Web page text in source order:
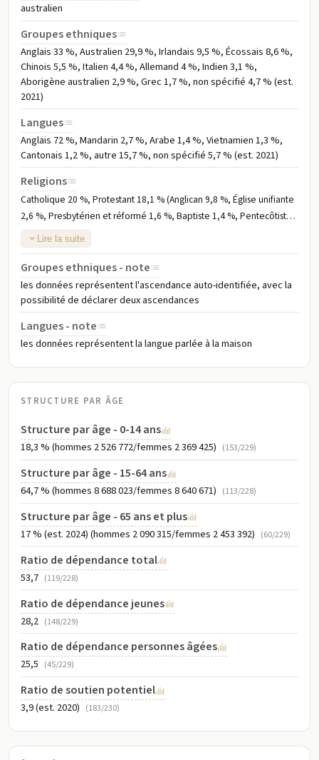
australien
Groupes ethniques
Anglais 33 %, Australien 29,9 %, Irlandais 9,5 %, Écossais 8,6 %,
Chinois 5,5 %, Italien 4,4 %, Allemand 4 %, Indien 3,1 %,
Aborigène australien 2,9 %, Grec 1,7 %, non spécifié 4,7 % (est.
2021)
Langues
Anglais 72 %, Mandarin 2,7 %, Arabe 1,4 %, Vietnamien 1,3 %,
Cantonais 1,2 %, autre 15,7 %, non spécifié 5,7 % (est. 2021)
Religions
Catholique 20 %, Protestant 18,1 % (Anglican 9,8 %, Église unifiante
2,6 %, Presbytérien et réformé 1,6 %, Baptiste 1,4 %, Pentecôtiste
1 %, autre protestant 1,7 %), autre chrétien 3,5 %, Musulman 3,2 %,
Hindou 2,7 %, Bouddhiste 2,4 %, Orthodoxe 2,3 % (Orthodoxe
oriental 2,1 %, Orthodoxe oriental 0,2 %), autre 2,1 %, aucun 38,4
%, non spécifié 7,3 % (est. 2021)
Lire la suite
Groupes ethniques - note
les données représentent l'ascendance auto-identifiée, avec la
possibilité de déclarer deux ascendances
Langues - note
les données représentent la langue parlée à la maison
STRUCTURE PAR ÂGE
Structure par âge - 0-14 ans
18,3 % (hommes 2 526 772/femmes 2 369 425) (153/229)
Structure par âge - 15-64 ans
64,7 % (hommes 8 688 023/femmes 8 640 671) (113/228)
Structure par âge - 65 ans et plus
17 % (est. 2024) (hommes 2 090 315/femmes 2 453 392) (60/229)
Ratio de dépendance total
53,7 (119/228)
Ratio de dépendance jeunes
28,2 (148/229)
Ratio de dépendance personnes âgées
25,5 (45/229)
Ratio de soutien potentiel
3,9 (est. 2020) (183/230)